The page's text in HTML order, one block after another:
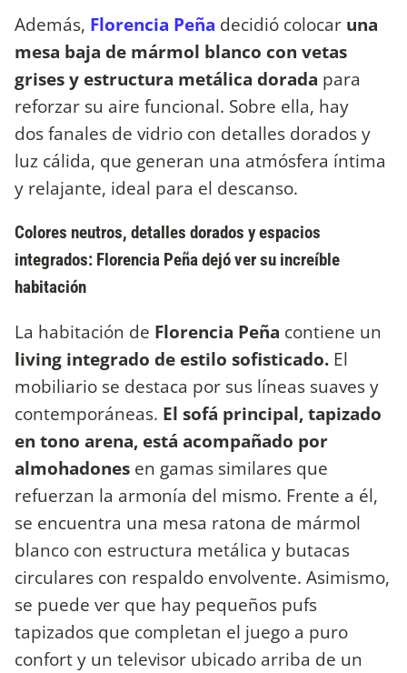
Además, Florencia Peña decidió colocar una
mesa baja de mármol blanco con vetas
grises y estructura metálica dorada para
reforzar su aire funcional. Sobre ella, hay
dos fanales de vidrio con detalles dorados y
luz cálida, que generan una atmósfera íntima
y relajante, ideal para el descanso.
Colores neutros, detalles dorados y espacios
integrados: Florencia Peña dejó ver su increíble
habitación
La habitación de Florencia Peña contiene un
living integrado de estilo sofisticado. El
mobiliario se destaca por sus líneas suaves y
contemporáneas. El sofá principal, tapizado
en tono arena, está acompañado por
almohadones en gamas similares que
refuerzan la armonía del mismo. Frente a él,
se encuentra una mesa ratona de mármol
blanco con estructura metálica y butacas
circulares con respaldo envolvente. Asimismo,
se puede ver que hay pequeños pufs
tapizados que completan el juego a puro
confort y un televisor ubicado arriba de un